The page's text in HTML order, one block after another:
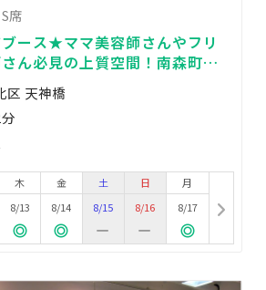
席
ース★ママ美容師さんやフリ
ん必見の上質空間！南森町駅
！
区 天神橋
木
8/13
金
8/14
土
8/15
日
8/16
月
8/17